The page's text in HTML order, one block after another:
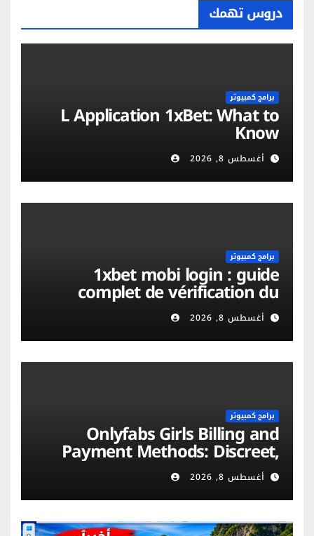
دروس تهمك
برامج كمبيوتر
L Application 1xBet: What to
Know
أغسطس 8, 2026
برامج كمبيوتر
1xbet mobi login : guide
complet de vérification du
compte et sécurité mobile
أغسطس 8, 2026
برامج كمبيوتر
Onlyfabs Girls Billing and
Payment Methods: Discreet,
Secure & Flexible Options
أغسطس 8, 2026